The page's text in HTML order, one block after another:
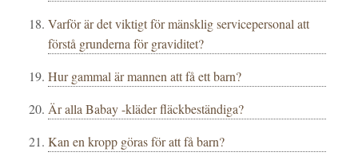
Varför är det viktigt för mänsklig servicepersonal att
förstå grunderna för graviditet?
Hur gammal är mannen att få ett barn?
Är alla Babay -kläder fläckbeständiga?
Kan en kropp göras för att få barn?